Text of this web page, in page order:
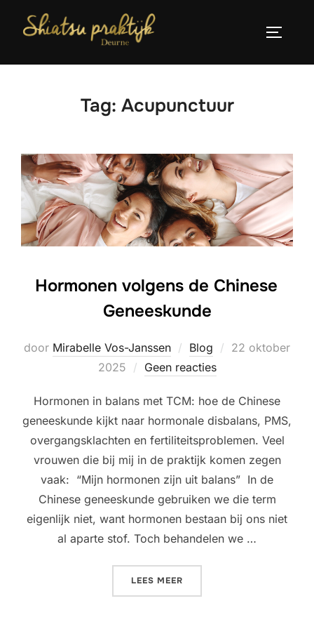
inhoud
Tag: Acupunctuur
Hormonen volgens de Chinese
Geneeskunde
door Mirabelle Vos-Janssen Blog
Geplaatst
22 oktober
2025
Geen reacties
Hormonen in balans met TCM: hoe de Chinese
geneeskunde kijkt naar hormonale disbalans, PMS,
overgangsklachten en fertiliteitsproblemen. Veel
vrouwen die bij mij in de praktijk komen zegen
vaak: “Mijn hormonen zijn uit balans” In de
Chinese geneeskunde gebruiken we die term
eigenlijk niet, want hormonen bestaan bij ons niet
al aparte stof. Toch behandelen we …
LEES MEER